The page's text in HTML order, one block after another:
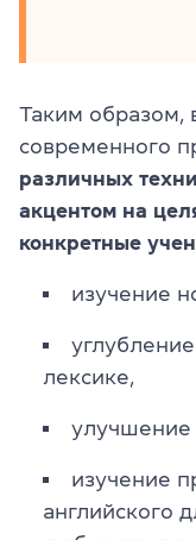
Таким образом,
современного
различных
акцентом на
конкретные
изучение
лексике,
улучшение
изучение
английского